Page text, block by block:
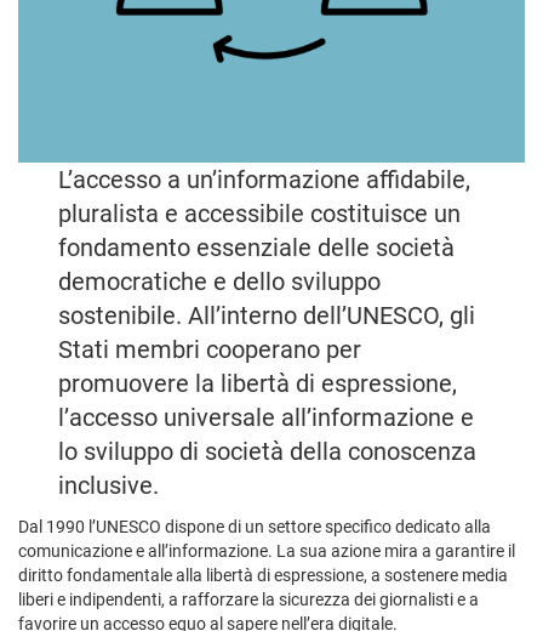
L’accesso a un’informazione affidabile,
pluralista e accessibile costituisce un
fondamento essenziale delle società
democratiche e dello sviluppo
sostenibile. All’interno dell’UNESCO, gli
Stati membri cooperano per
promuovere la libertà di espressione,
l’accesso universale all’informazione e
lo sviluppo di società della conoscenza
inclusive.
Dal 1990 l’UNESCO dispone di un settore specifico dedicato alla
comunicazione e all’informazione. La sua azione mira a garantire il
diritto fondamentale alla libertà di espressione, a sostenere media
liberi e indipendenti, a rafforzare la sicurezza dei giornalisti e a
favorire un accesso equo al sapere nell’era digitale.